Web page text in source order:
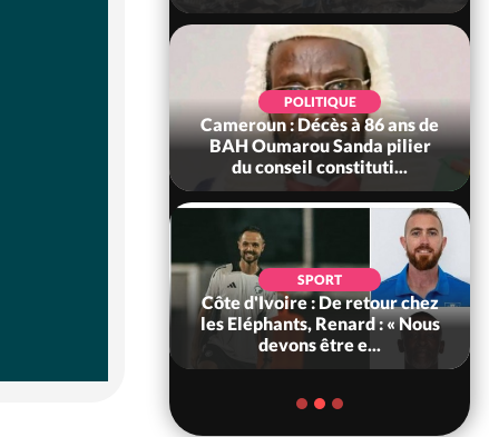
POLITIQUE
Cameroun : Décès à 86 ans de
BAH Oumarou Sanda pilier
du conseil constituti...
SPORT
Côte d'Ivoire : De retour chez
les Eléphants, Renard : « Nous
devons être e...